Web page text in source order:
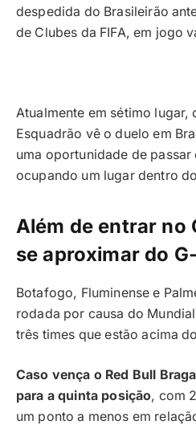
despedida do Brasileirão
de Clubes da FIFA, em jogo
Atualmente em sétimo lugar,
Esquadrão vê o duelo em
uma oportunidade de passar
ocupando um lugar dentro
Além de entrar no
se aproximar do
Botafogo, Fluminense e
rodada por causa do
três times que estão acima
Caso vença o Red Bull
para a quinta posição, com
um ponto a menos em